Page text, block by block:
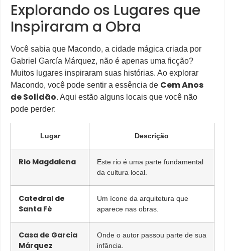
Explorando os Lugares que
Inspiraram a Obra
Você sabia que Macondo, a cidade mágica criada por
Gabriel García Márquez, não é apenas uma ficção?
Muitos lugares inspiraram suas histórias. Ao explorar
Macondo, você pode sentir a essência de Cem Anos
de Solidão. Aqui estão alguns locais que você não
pode perder:
Lugar Descrição
Rio Magdalena
Este rio é uma parte fundamental
da cultura local.
Catedral de
Santa Fé
Um ícone da arquitetura que
aparece nas obras.
Casa de Garcia
Márquez
Onde o autor passou parte de sua
infância.